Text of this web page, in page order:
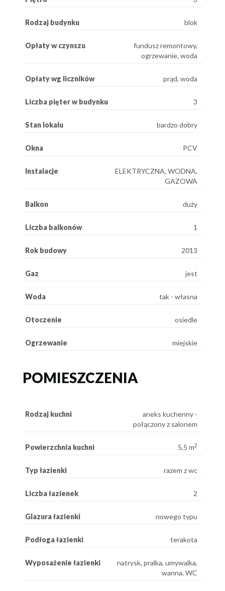
Rodzaj budynku blok
Opłaty w czynszu
fundusz remontowy,
ogrzewanie, woda
Opłaty wg liczników prąd, woda
Liczba pięter w budynku 3
Stan lokalu bardzo dobry
Okna PCV
Instalacje
ELEKTRYCZNA, WODNA,
GAZOWA
Balkon duży
Liczba balkonów 1
Rok budowy 2013
Gaz jest
Woda tak - własna
Otoczenie osiedle
Ogrzewanie miejskie
POMIESZCZENIA
Rodzaj kuchni
aneks kuchenny -
połączony z salonem
Powierzchnia kuchni 5,5 m2
Typ łazienki razem z wc
Liczba łazienek 2
Glazura łazienki nowego typu
Podłoga łazienki terakota
Wyposażenie łazienki
natrysk, pralka, umywalka,
wanna, WC